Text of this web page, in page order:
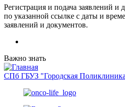
Регистрация и подача заявлений и
по указанной ссылке с даты и
заявлений и документов.
Важно знать
СПб ГБУЗ "Городская